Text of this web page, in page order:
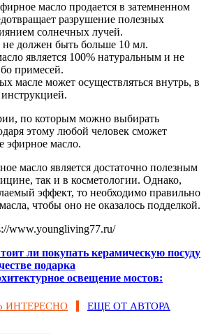
масло продается в затемненном
разрушение полезных
солнечных лучей.
должен быть больше 10 мл.
является 100% натуральным и не
примесей.
масле может осуществляться внутрь, в
инструкцией.
по которым можно выбирать
этому любой человек сможет
эфирное масло.
масло является достаточно полезным
так и в косметологии. Однако,
эффект, то необходимо правильно
чтобы оно не оказалось подделкой.
www.youngliving77.ru/
ли покупать керамическую посуду
подарка
освещение мостов:
ИНТЕРЕСНО ЕЩЕ ОТ АВТОРА